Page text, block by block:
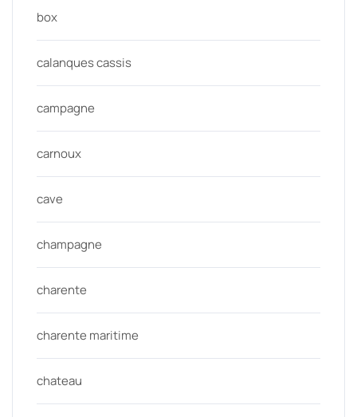
box
calanques cassis
campagne
carnoux
cave
champagne
charente
charente maritime
chateau